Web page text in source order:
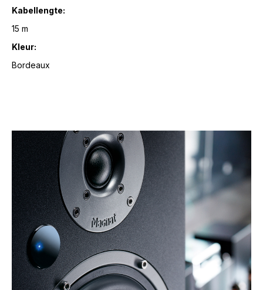
Kabellengte:
15 m
Kleur:
Bordeaux